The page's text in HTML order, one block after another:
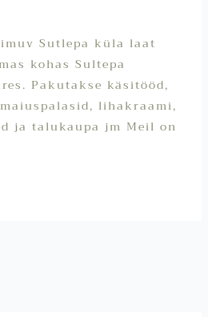
Sutlepa küla laat
kohas Sultepa
Pakutakse käsitööd,
lihakraami,
ja talukaupa jm Meil on